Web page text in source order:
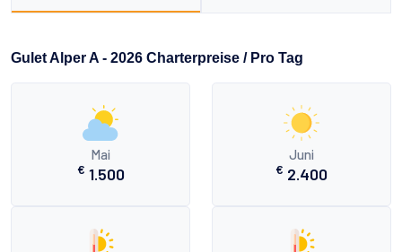
Gulet Alper A - 2026 Charterpreise / Pro Tag
Mai
€ 1.500
Juni
€ 2.400